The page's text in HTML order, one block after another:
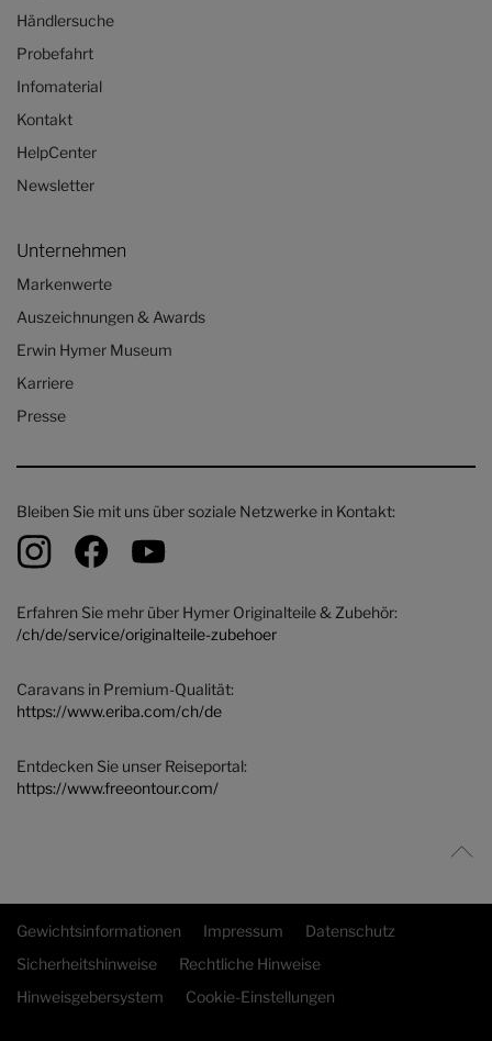
Händlersuche
Probefahrt
Infomaterial
Kontakt
HelpCenter
Newsletter
Unternehmen
Markenwerte
Auszeichnungen & Awards
Erwin Hymer Museum
Karriere
Presse
Bleiben Sie mit uns über soziale Netzwerke in Kontakt:
Erfahren Sie mehr über Hymer Originalteile & Zubehör:
/ch/de/service/originalteile-zubehoer
Caravans in Premium-Qualität:
https://www.eriba.com/ch/de
Entdecken Sie unser Reiseportal:
https://www.freeontour.com/
Gewichtsinformationen Impressum
Datenschutz
Sicherheitshinweise
Rechtliche Hinweise
Hinweisgebersystem
Cookie-Einstellungen